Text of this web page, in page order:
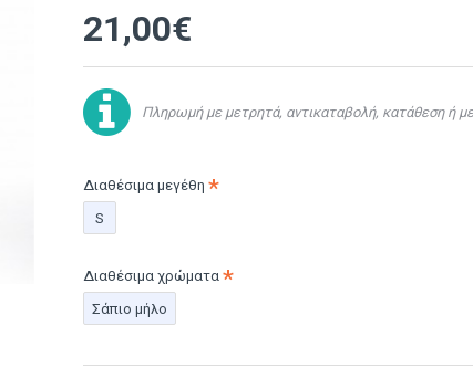
21,00€
Διαθέσιμα μεγέθη
S
Διαθέσιμα χρώματα
Σάπιο μήλο
Πληρωμή με μετρητά, αντικαταβολή, κατάθεση ή